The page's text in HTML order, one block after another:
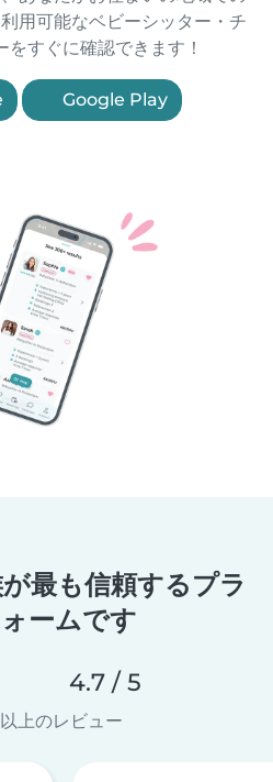
用可能なベビーシッター・チ
をすぐに確認できます！
Google Play
最も信頼するプラ
ームです
4.7 / 5
上のレビュー